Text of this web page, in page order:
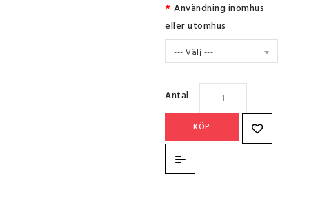
Användning inomhus
eller utomhus
--- Välj ---
Antal
KÖP